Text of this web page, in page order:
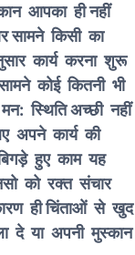
आपका ही नहीं
किसी का
कार्य करना शुरू
कोई कितनी भी
स्थिति अच्छी नहीं
अपने कार्य की
हुए काम यह
को रक्त संचार
ही चिंताओं से खुद
दे या अपनी मुस्कान